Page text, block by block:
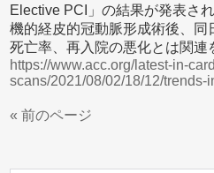
Elective PCI」の結果が発表さ
機的経皮的冠動脈形成術後、同
死亡率、再入院の悪化とは関連
https://www.acc.org/latest-in-
scans/2021/08/02/18/12/trends-
« 前のページ